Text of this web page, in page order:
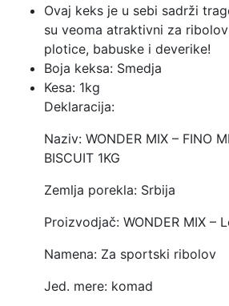
Ovaj keks je u sebi sadrži
su veoma atraktivni za
plotice, babuske i deverike!
Boja keksa: Smedja
Kesa: 1kg
Deklaracija:
Naziv: WONDER MIX – FINO
BISCUIT 1KG
Zemlja porekla: Srbija
Proizvodjač: WONDER MIX –
Namena: Za sportski ribolov
Jed. mere: komad